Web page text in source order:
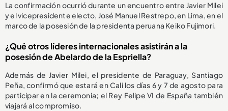
La confirmación ocurrió durante un encuentro entre Javier Milei
y el vicepresidente electo, José Manuel Restrepo, en Lima, en el
marco de la posesión de la presidenta peruana Keiko Fujimori.
¿Qué otros líderes internacionales asistirán a la
posesión de Abelardo de la Espriella?
Además de Javier Milei, el presidente de Paraguay, Santiago
Peña, confirmó que estará en Cali los días 6 y 7 de agosto para
participar en la ceremonia; el Rey Felipe VI de España también
viajará al compromiso.